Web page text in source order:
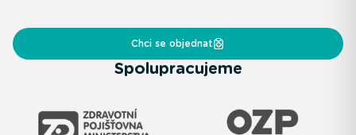
Chci se objednat
Spolupracujeme